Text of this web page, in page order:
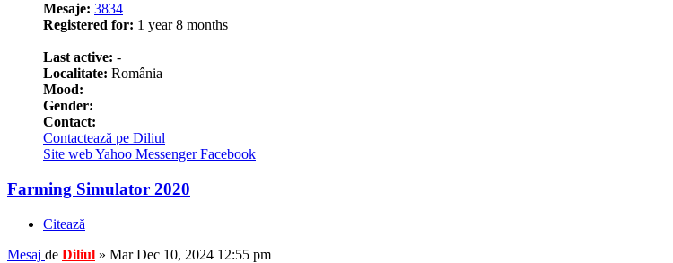
Mesaje: 3834
Registered for: 1 year 8 months
Last active: -
Localitate: România
Mood:
Gender:
Contact:
Contactează pe Diliul
Site webYahoo Messenger Facebook
Farming Simulator 2020
Citează
Mesaj de Diliul » Mar Dec 10, 2024 12:55 pm